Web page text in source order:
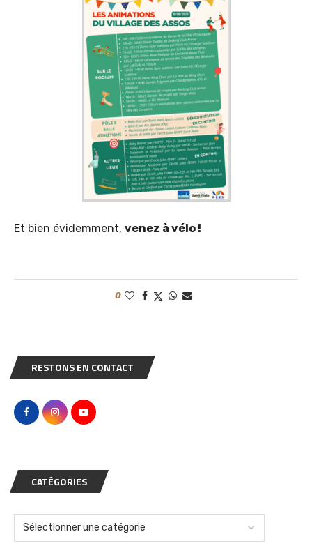
Et bien évidemment, venez à vélo !
0
RESTONS EN CONTACT
CATÉGORIES